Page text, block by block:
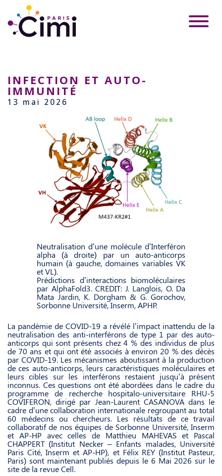
INFECTION ET AUTO-
IMMUNITÉ
13 mai 2026
Neutralisation d’une molécule d’Interféron
alpha (à droite) par un auto-anticorps
humain (à gauche, domaines variables VK
et VL).
Prédictions d’interactions biomoléculaires
par AlphaFold3. CREDIT: J. Langlois, O. Da
Mata Jardin, K. Dorgham & G. Gorochov,
Sorbonne Université, Inserm, APHP.
La pandémie de COVID-19 a révélé l’impact inattendu de la
neutralisation des anti-interférons de type 1 par des auto-
anticorps qui sont présents chez 4 % des individus de plus
de 70 ans et qui ont été associés à environ 20 % des décès
par COVID-19. Les mécanismes aboutissant à la production
de ces auto-anticorps, leurs caractéristiques moléculaires et
leurs cibles sur les interférons restaient jusqu’à présent
inconnus. Ces questions ont été abordées dans le cadre du
programme de recherche hospitalo-universitaire RHU-5
COVIFERON, dirigé par Jean-Laurent CASANOVA dans le
cadre d’une collaboration internationale regroupant au total
60 médecins ou chercheurs. Les résultats de ce travail
collaboratif de nos équipes de Sorbonne Université, Inserm
et AP-HP avec celles de Matthieu MAHEVAS et Pascal
CHAPPERT (Institut Necker – Enfants malades, Université
Paris Cité, Inserm et AP-HP), et Félix REY (Institut Pasteur,
Paris) sont maintenant publiés depuis le 6 Mai 2026 sur le
site de la revue Cell.